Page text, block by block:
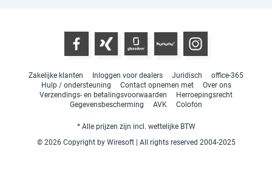
Zakelijke klanten Inloggen voor dealers Juridisch
office-365
Hulp / ondersteuning
Contact opnemen met
Over ons
Verzendings- en betalingsvoorwaarden
Herroepingsrecht
Gegevensbescherming
AVK Colofon
* Alle prijzen zijn incl. wettelijke BTW
© 2026 Copyright by Wiresoft | All rights reserved 2004-2025